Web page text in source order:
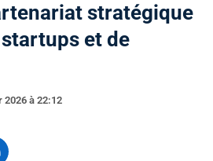
stratégique
et de
2026 à 22:12